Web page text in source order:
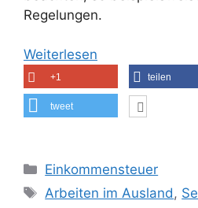
Regelungen.
Weiterlesen
+1 teilen
tweet
Kategorien
Einkommensteuer
Schlagwörter
Arbeiten im Ausland,